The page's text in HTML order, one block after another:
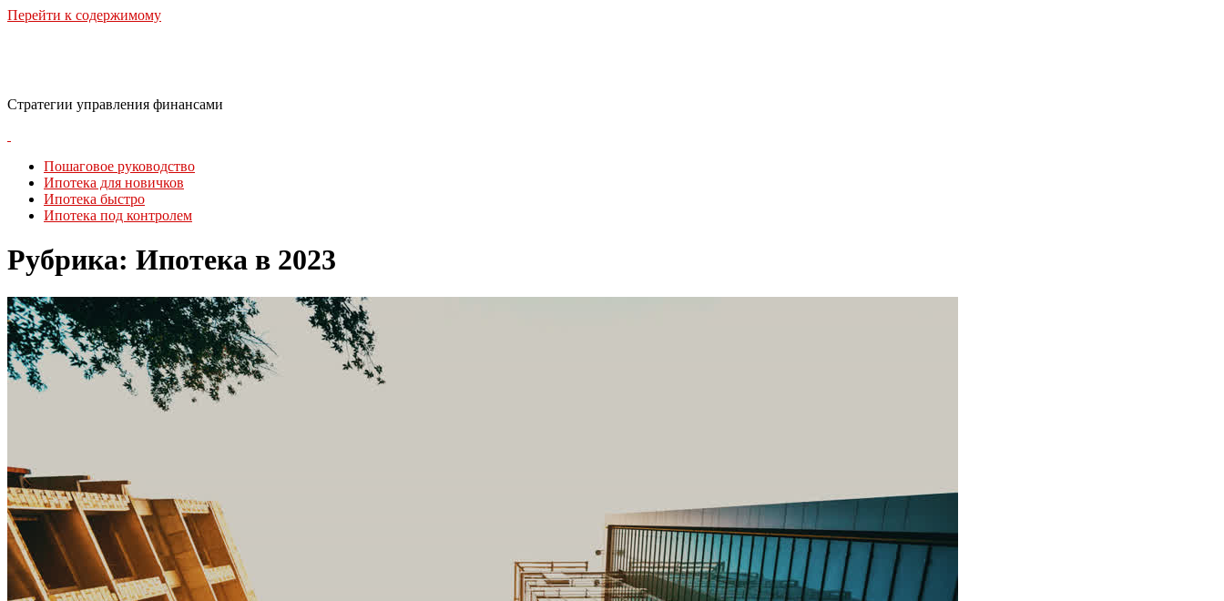
Перейти к содержимому
Стратегии управления финансами
Пошаговое руководство
Ипотека для новичков
Ипотека быстро
Ипотека под контролем
Рубрика: Ипотека в 2023